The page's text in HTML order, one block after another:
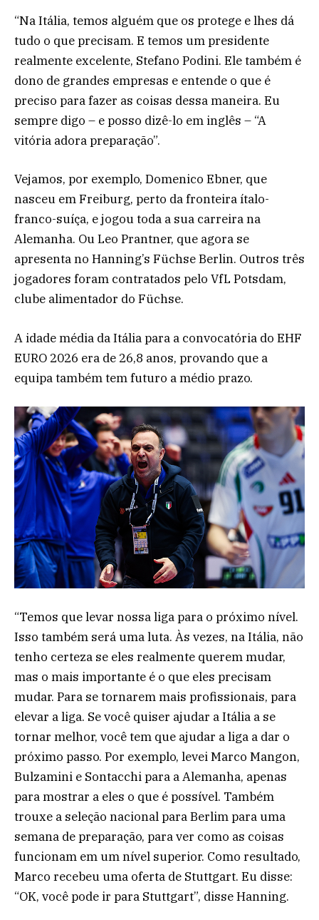
“Na Itália, temos alguém que os protege e lhes dá
tudo o que precisam. E temos um presidente
realmente excelente, Stefano Podini. Ele também é
dono de grandes empresas e entende o que é
preciso para fazer as coisas dessa maneira. Eu
sempre digo – e posso dizê-lo em inglês – “A
vitória adora preparação”.
Vejamos, por exemplo, Domenico Ebner, que
nasceu em Freiburg, perto da fronteira ítalo-
franco-suíça, e jogou toda a sua carreira na
Alemanha. Ou Leo Prantner, que agora se
apresenta no Hanning’s Füchse Berlin. Outros três
jogadores foram contratados pelo VfL Potsdam,
clube alimentador do Füchse.
A idade média da Itália para a convocatória do EHF
EURO 2026 era de 26,8 anos, provando que a
equipa também tem futuro a médio prazo.
“Temos que levar nossa liga para o próximo nível.
Isso também será uma luta. Às vezes, na Itália, não
tenho certeza se eles realmente querem mudar,
mas o mais importante é o que eles precisam
mudar. Para se tornarem mais profissionais, para
elevar a liga. Se você quiser ajudar a Itália a se
tornar melhor, você tem que ajudar a liga a dar o
próximo passo. Por exemplo, levei Marco Mangon,
Bulzamini e Sontacchi para a Alemanha, apenas
para mostrar a eles o que é possível. Também
trouxe a seleção nacional para Berlim para uma
semana de preparação, para ver como as coisas
funcionam em um nível superior. Como resultado,
Marco recebeu uma oferta de Stuttgart. Eu disse:
“OK, você pode ir para Stuttgart”, disse Hanning.